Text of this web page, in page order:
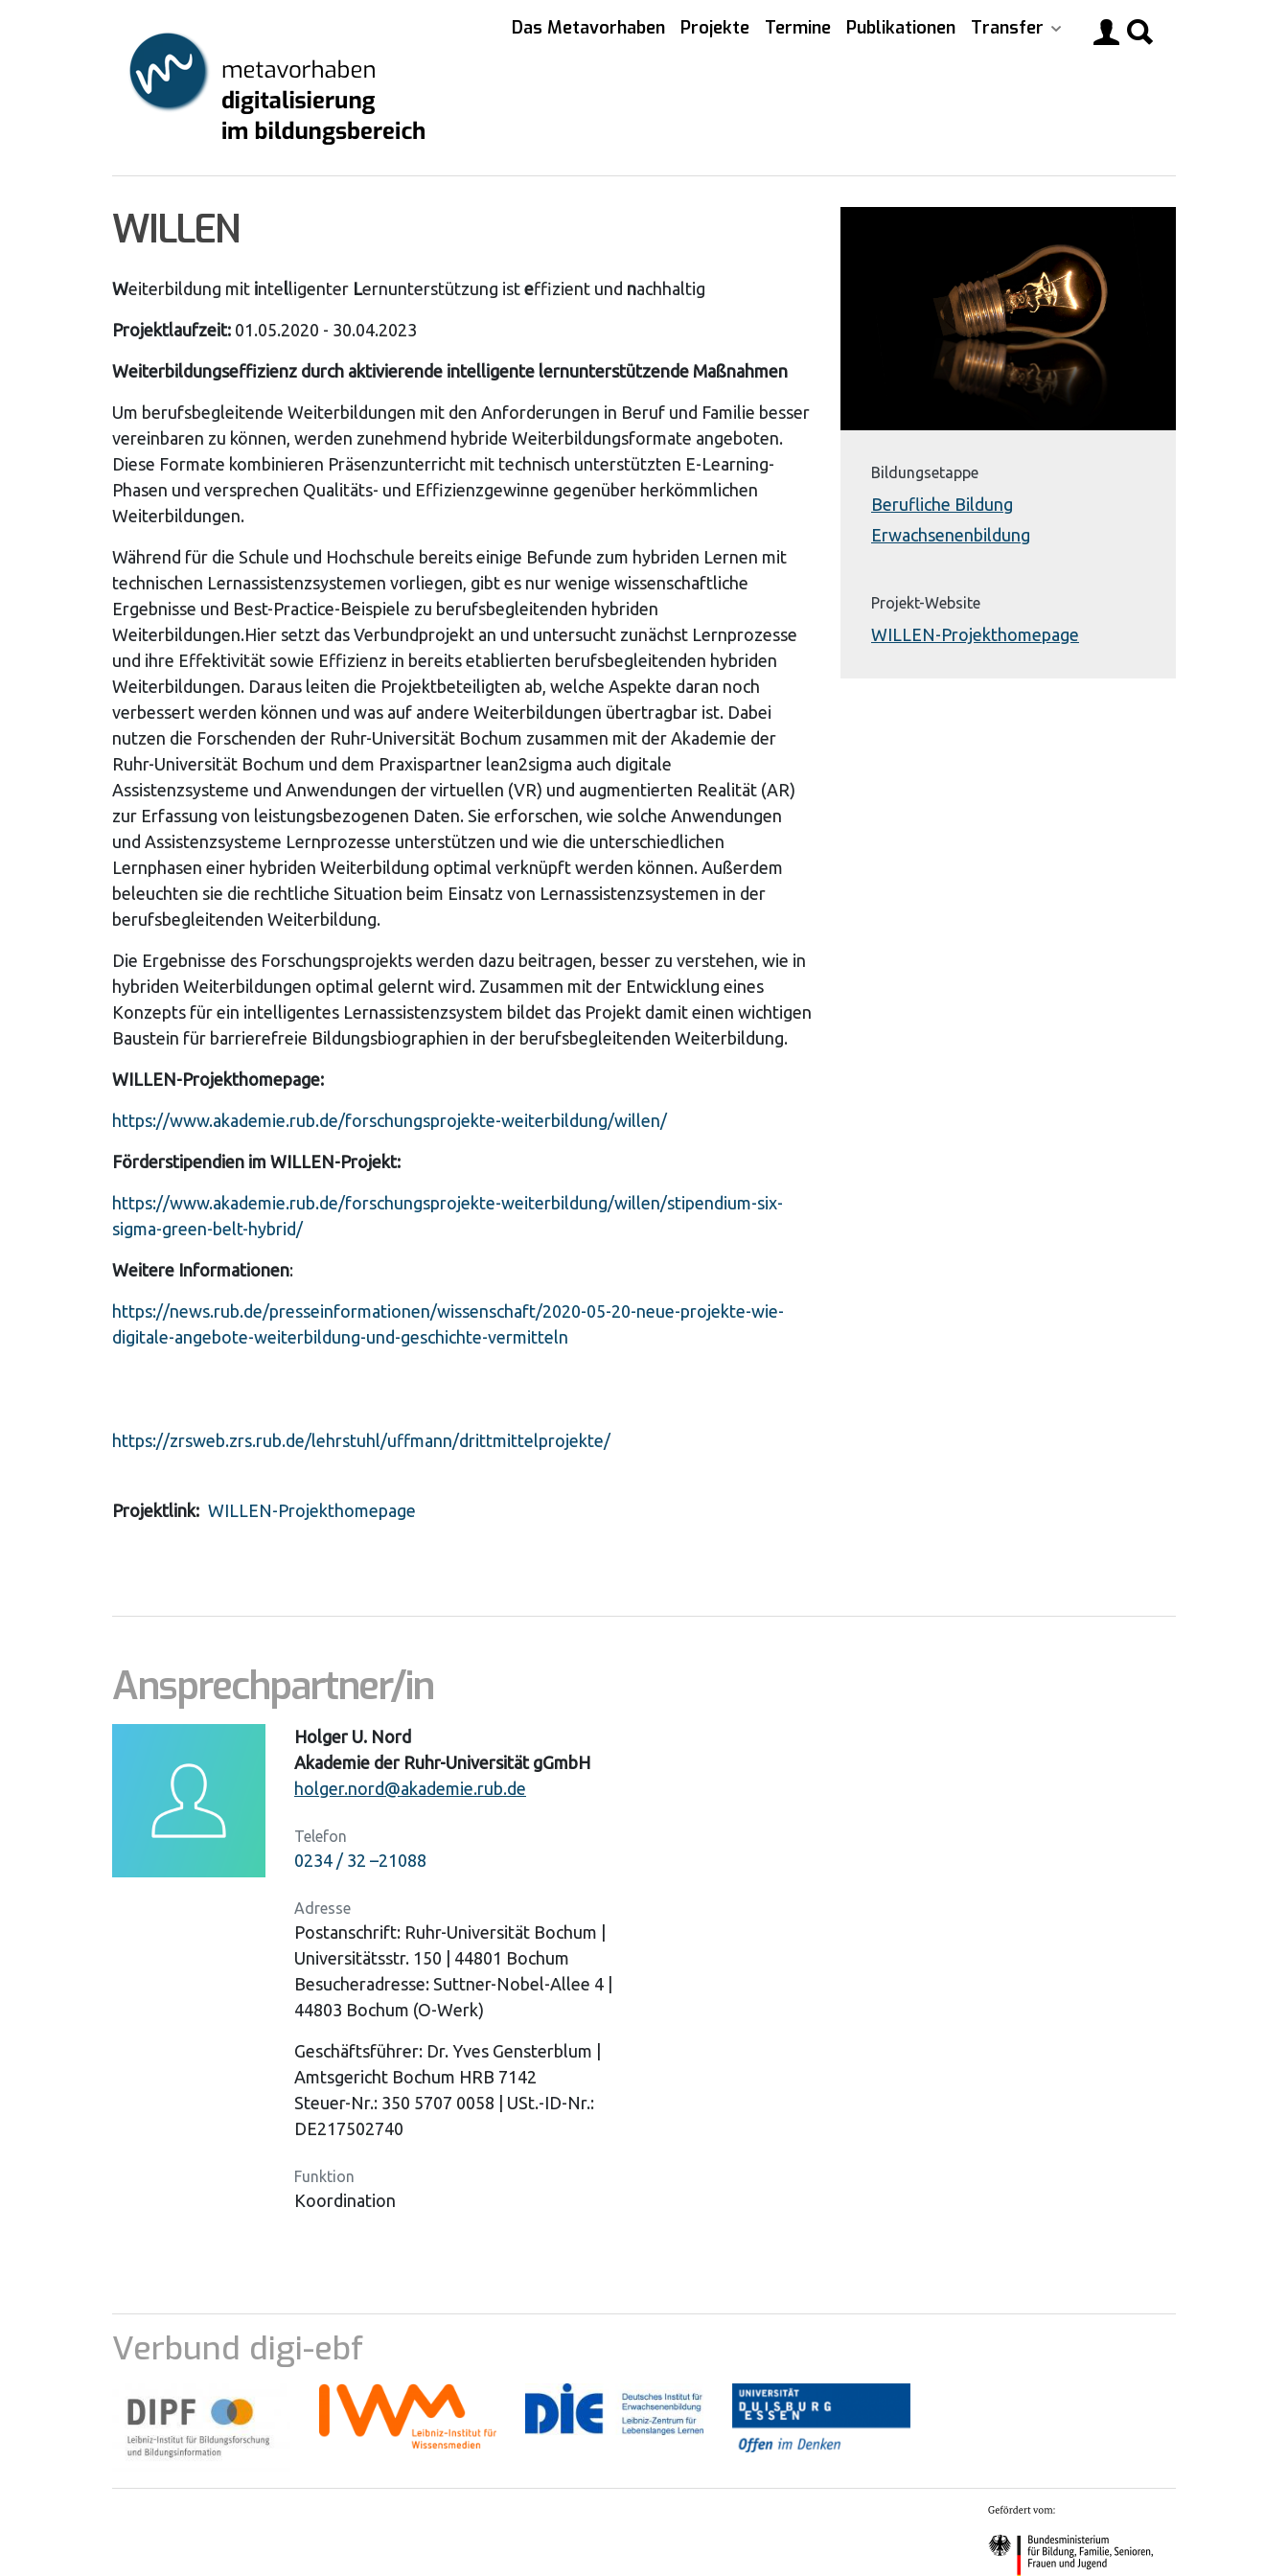
Das Metavorhaben Projekte Termine Publikationen Transfer
WILLEN
Weiterbildung mit intelligenter Lernunterstützung ist effizient und nachhaltig
Projektlaufzeit: 01.05.2020 - 30.04.2023
Weiterbildungseffizienz durch aktivierende intelligente lernunterstützende Maßnahmen
Um berufsbegleitende Weiterbildungen mit den Anforderungen in Beruf und Familie besser
vereinbaren zu können, werden zunehmend hybride Weiterbildungsformate angeboten.
Diese Formate kombinieren Präsenzunterricht mit technisch unterstützten E-Learning-
Phasen und versprechen Qualitäts- und Effizienzgewinne gegenüber herkömmlichen
Weiterbildungen.
Während für die Schule und Hochschule bereits einige Befunde zum hybriden Lernen mit
technischen Lernassistenzsystemen vorliegen, gibt es nur wenige wissenschaftliche
Ergebnisse und Best-Practice-Beispiele zu berufsbegleitenden hybriden
Weiterbildungen.Hier setzt das Verbundprojekt an und untersucht zunächst Lernprozesse
und ihre Effektivität sowie Effizienz in bereits etablierten berufsbegleitenden hybriden
Weiterbildungen. Daraus leiten die Projektbeteiligten ab, welche Aspekte daran noch
verbessert werden können und was auf andere Weiterbildungen übertragbar ist. Dabei
nutzen die Forschenden der Ruhr-Universität Bochum zusammen mit der Akademie der
Ruhr-Universität Bochum und dem Praxispartner lean2sigma auch digitale
Assistenzsysteme und Anwendungen der virtuellen (VR) und augmentierten Realität (AR)
zur Erfassung von leistungsbezogenen Daten. Sie erforschen, wie solche Anwendungen
und Assistenzsysteme Lernprozesse unterstützen und wie die unterschiedlichen
Lernphasen einer hybriden Weiterbildung optimal verknüpft werden können. Außerdem
beleuchten sie die rechtliche Situation beim Einsatz von Lernassistenzsystemen in der
berufsbegleitenden Weiterbildung.
Die Ergebnisse des Forschungsprojekts werden dazu beitragen, besser zu verstehen, wie in
hybriden Weiterbildungen optimal gelernt wird. Zusammen mit der Entwicklung eines
Konzepts für ein intelligentes Lernassistenzsystem bildet das Projekt damit einen wichtigen
Baustein für barrierefreie Bildungsbiographien in der berufsbegleitenden Weiterbildung.
WILLEN-Projekthomepage:
https://www.akademie.rub.de/forschungsprojekte-weiterbildung/willen/
Förderstipendien im WILLEN-Projekt:
https://www.akademie.rub.de/forschungsprojekte-weiterbildung/willen/stipendium-six-
sigma-green-belt-hybrid/
Weitere Informationen:
https://news.rub.de/presseinformationen/wissenschaft/2020-05-20-neue-projekte-wie-
digitale-angebote-weiterbildung-und-geschichte-vermitteln
https://zrsweb.zrs.rub.de/lehrstuhl/uffmann/drittmittelprojekte/
Projektlink WILLEN-Projekthomepage
Bildungsetappe
Berufliche Bildung
Erwachsenenbildung
Projekt-Website
WILLEN-Projekthomepage
Ansprechpartner/in
Holger U. Nord
Akademie der Ruhr-Universität gGmbH
holger.nord@akademie.rub.de
Telefon
0234 / 32 –21088
Adresse
Postanschrift: Ruhr-Universität Bochum |
Universitätsstr. 150 | 44801 Bochum
Besucheradresse: Suttner-Nobel-Allee 4 |
44803 Bochum (O-Werk)
Geschäftsführer: Dr. Yves Gensterblum |
Amtsgericht Bochum HRB 7142
Steuer-Nr.: 350 5707 0058 | USt.-ID-Nr.:
DE217502740
Funktion
Koordination
Verbund digi-ebf